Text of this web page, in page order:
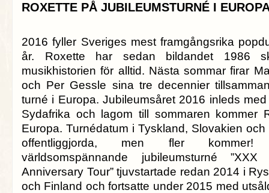
ROXETTE PÅ JUBILEUMSTURNÉ I
2016 fyller Sveriges mest framgångsrika
år. Roxette har sedan bildandet 1986
musikhistorien för alltid. Nästa sommar firar
och Per Gessle sina tre decennier
turné i Europa. Jubileumsåret 2016 inleds
Sydafrika och lagom till sommaren kommer
Europa. Turnédatum i Tyskland, Slovakien
offentliggjorda, men fler
världsomspännande jubileumsturné
Anniversary Tour” tjuvstartade redan 2014 i
och Finland och fortsatte under 2015 med